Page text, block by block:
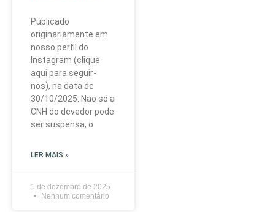
Publicado
originariamente em
nosso perfil do
Instagram (clique
aqui para seguir-
nos), na data de
30/10/2025. Nao só a
CNH do devedor pode
ser suspensa, o
LER MAIS »
1 de dezembro de 2025
Nenhum comentário